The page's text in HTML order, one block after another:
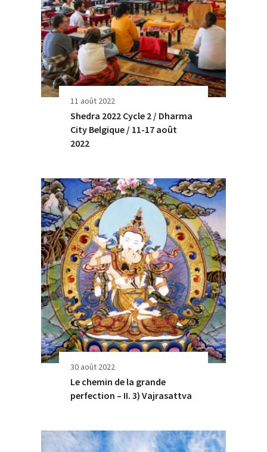
11 août 2022
Shedra 2022 Cycle 2 / Dharma
City Belgique / 11-17 août
2022
30 août 2022
Le chemin de la grande
perfection – II. 3) Vajrasattva